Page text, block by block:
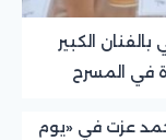
الكبير
في المسرح
عزت في «يوم